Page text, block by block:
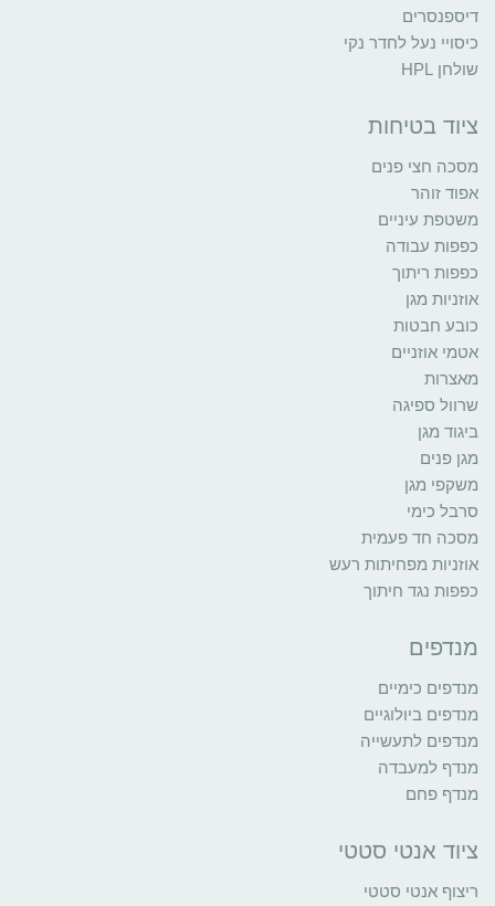
דיספנסרים
כיסויי נעל לחדר נקי
שולחן HPL
ציוד בטיחות
מסכה חצי פנים
אפוד זוהר
משטפת עיניים
כפפות עבודה
כפפות ריתוך
אוזניות מגן
כובע חבטות
אטמי אוזניים
מאצרות
שרוול ספיגה
ביגוד מגן
מגן פנים
משקפי מגן
סרבל כימי
מסכה חד פעמית
אוזניות מפחיתות רעש
כפפות נגד חיתוך
מנדפים
מנדפים כימיים
מנדפים ביולוגיים
מנדפים לתעשייה
מנדף למעבדה
מנדף פחם
ציוד אנטי סטטי
ריצוף אנטי סטטי